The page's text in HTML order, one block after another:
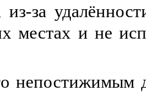
из-за
местах и не
непостижимым